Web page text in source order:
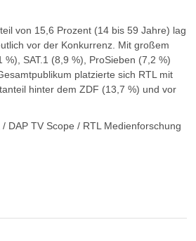
von 15,6 Prozent (14 bis 59 Jahre) lag
vor der Konkurrenz. Mit großem
SAT.1 (8,9 %), ProSieben (7,2 %)
platzierte sich RTL mit
hinter dem ZDF (13,7 %) und vor
DAP TV Scope / RTL Medienforschung